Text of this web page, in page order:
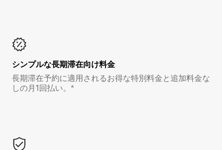
シンプルな長期滞在向け料金
長期滞在予約に適用されるお得な特別料金と追加料金な
しの月1回払い。*